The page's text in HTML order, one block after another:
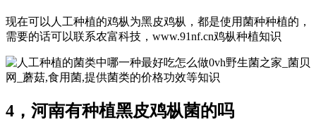
现在可以人工种植的鸡枞为黑皮鸡枞，都是使用菌种种植的，
需要的话可以联系农富科技，www.91nf.cn鸡枞种植知识
0vh野生菌之家_菌贝
网_蘑菇,食用菌,提供菌类的价格功效等知识
4，河南有种植黑皮鸡枞菌的吗